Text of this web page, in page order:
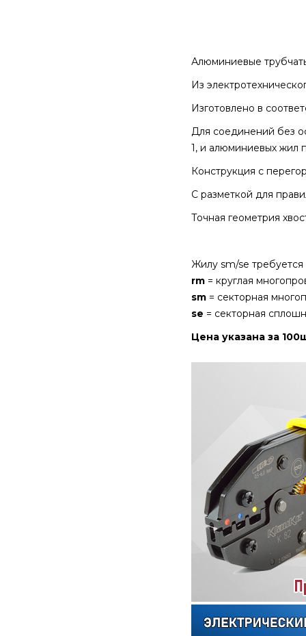
Алюминиевые
Из
Изготовлено в
Для соединений без
1, и алюминиевых жил
Конструкция с
С разметкой для
Точная геометрия
Жилу sm/se требуется
rm = круглая
sm = секторная
se = секторная
Цена указана за